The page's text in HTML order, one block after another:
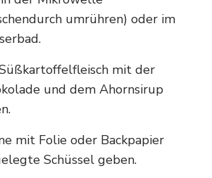
umrühren) oder im
mit der
und dem Ahornsirup
mit Folie oder Backpapier
Schüssel geben.